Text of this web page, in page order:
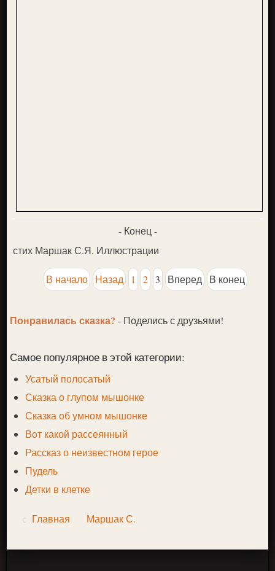
- Конец -
стих Маршак С.Я. Иллюстрации
В начало Назад 1 2 3 Вперед В конец
Понравилась сказка?- Поделись с друзьями!
Самое популярное в этой категории:
Усатый полосатый
Сказка о глупом мышонке
Сказка об умном мышонке
Вот какой рассеянный
Рассказ о неизвестном герое
Пудель
Детки в клетке
Главная Маршак С.